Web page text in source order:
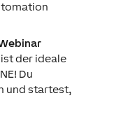
der ideale
Du
und startest,